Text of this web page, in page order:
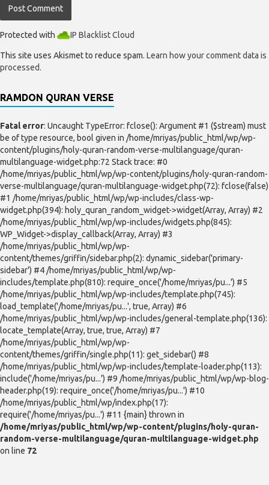
Protected with IP Blacklist Cloud
This site uses Akismet to reduce spam. Learn how your comment data is
processed.
RAMDON QURAN VERSE
Fatal error: Uncaught TypeError: fclose(): Argument #1 ($stream) must
be of type resource, bool given in /home/mriyas/public_html/wp/wp-
content/plugins/holy-quran-random-verse-multilanguage/quran-
multilanguage-widget.php:72 Stack trace: #0
/home/mriyas/public_html/wp/wp-content/plugins/holy-quran-random-
verse-multilanguage/quran-multilanguage-widget.php(72): fclose(false)
#1 /home/mriyas/public_html/wp/wp-includes/class-wp-
widget.php(394): holy_quran_random_widget->widget(Array, Array) #2
/home/mriyas/public_html/wp/wp-includes/widgets.php(845):
WP_Widget->display_callback(Array, Array) #3
/home/mriyas/public_html/wp/wp-
content/themes/griffin/sidebar.php(2): dynamic_sidebar('primary-
sidebar') #4 /home/mriyas/public_html/wp/wp-
includes/template.php(810): require_once('/home/mriyas/pu...') #5
/home/mriyas/public_html/wp/wp-includes/template.php(745):
load_template('/home/mriyas/pu...', true, Array) #6
/home/mriyas/public_html/wp/wp-includes/general-template.php(136):
locate_template(Array, true, true, Array) #7
/home/mriyas/public_html/wp/wp-
content/themes/griffin/single.php(11): get_sidebar() #8
/home/mriyas/public_html/wp/wp-includes/template-loader.php(113):
include('/home/mriyas/pu...') #9 /home/mriyas/public_html/wp/wp-blog-
header.php(19): require_once('/home/mriyas/pu...') #10
/home/mriyas/public_html/wp/index.php(17):
require('/home/mriyas/pu...') #11 {main} thrown in
/home/mriyas/public_html/wp/wp-content/plugins/holy-quran-
random-verse-multilanguage/quran-multilanguage-widget.php
on line 72